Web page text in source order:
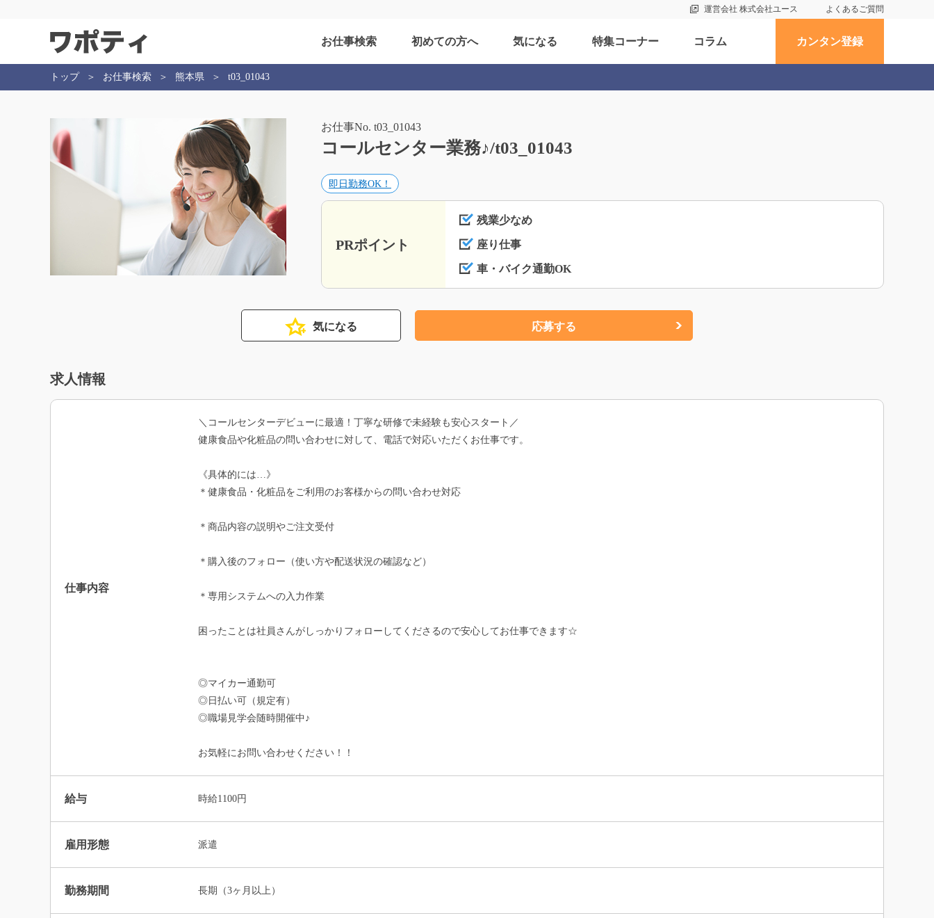
運営会社 株式会社ユース よくあるご質問
お仕事検索 初めての方へ 気になる 特集コーナー コラム カンタン登録
トップ お仕事検索 熊本県 t03_01043
お仕事No. t03_01043
コールセンター業務♪/t03_01043
即日勤務OK！
PRポイント
残業少なめ
座り仕事
車・バイク通勤OK
気になる 応募する
求人情報
仕事内容
＼コールセンターデビューに最適！丁寧な研修で未経験も安心スタート／
健康食品や化粧品の問い合わせに対して、電話で対応いただくお仕事です。
《具体的には…》
＊健康食品・化粧品をご利用のお客様からの問い合わせ対応
＊商品内容の説明やご注文受付
＊購入後のフォロー（使い方や配送状況の確認など）
＊専用システムへの入力作業
困ったことは社員さんがしっかりフォローしてくださるので安心してお仕事できます☆
◎マイカー通勤可
◎日払い可（規定有）
◎職場見学会随時開催中♪
お気軽にお問い合わせください！！
給与 時給1100円
雇用形態 派遣
勤務期間 長期（3ヶ月以上）